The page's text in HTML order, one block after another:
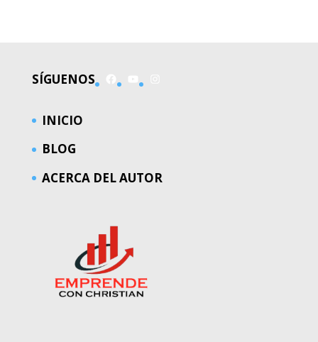
SÍGUENOS
INICIO
BLOG
ACERCA DEL AUTOR